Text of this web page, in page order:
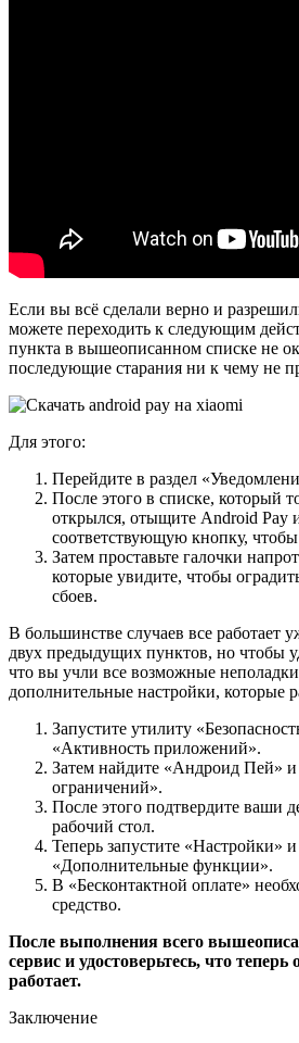
Если вы всё сделали верно и
можете переходить к следующим
пункта в вышеописанном списке не
последующие старания ни к чему не
Для этого:
Перейдите в раздел «
После этого в списке, который
открылся, отыщите Android Pay
соответствующую кнопку,
Затем проставьте галочки
которые увидите, чтобы
сбоев.
В большинстве случаев все работает
двух предыдущих пунктов, но чтобы
что вы учли все возможные
дополнительные настройки, которые
Запустите утилиту «
«Активность приложений».
Затем найдите «Андроид Пей» и
ограничений».
После этого подтвердите ваши
рабочий стол.
Теперь запустите «Настройки»
«Дополнительные функции».
В «Бесконтактной оплате»
средство.
После выполнения всего
сервис и удостоверьтесь, что
работает.
Заключение